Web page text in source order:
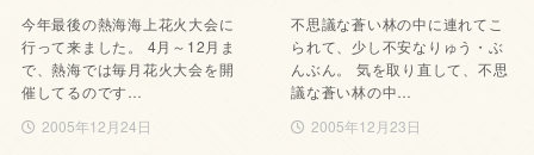
今年最後の熱海海上花火大会に
行って来ました。 4月～12月ま
で、熱海では毎月花火大会を開
催してるのです…
2005年12月24日
不思議な蒼い林の中に連れてこ
られて、少し不安なりゅう・ぶ
んぶん。 気を取り直して、不思
議な蒼い林の中…
2005年12月23日